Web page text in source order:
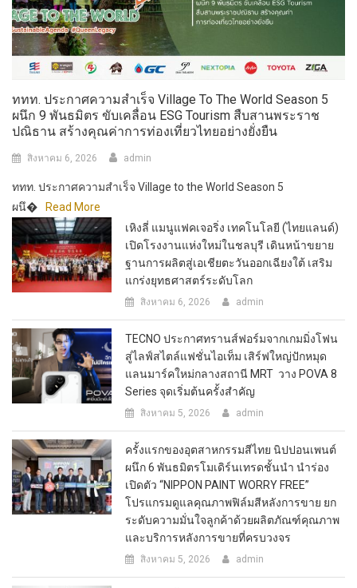
ททท. ประกาศความสำเร็จ Village To The World Season 5
ผนึก 9 พันธมิตร ขับเคลื่อน ESG Tourism สืบสานพระราช
ปณิธาน สร้างคุณค่าการท่องเที่ยวไทยอย่างยั่งยืน
สิงหาคม 6, 2026 admin
ททท. ประกาศความสำเร็จ Village to the World Season 5
ผนึ�
Read More
เหิงลี่ แมนูแฟคเจอริ่ง เทคโนโลยี (ไทยแลนด์)
เปิดโรงงานแห่งใหม่ในชลบุรี เดินหน้าขยาย
ฐานการผลิตสู่เอเชียตะวันออกเฉียงใต้ เสริม
แกร่งยุทธศาสตร์ระดับโลก
สิงหาคม 6, 2026 admin
TECNO ประกาศทรานส์ฟอร์มจากเกมมิ่งโฟน
สู่ไลฟ์สไตล์แฟชั่นไอเท็ม เสิร์ฟใหญ่ปักหมุด
แลนมาร์คใหม่กลางสถานี MRT วาง POVA 8
Series จุดเริ่มต้นครั้งสำคัญ
สิงหาคม 5, 2026 admin
ครั้งแรกของอุตสาหกรรมสีไทย นิปปอนเพนต์
ผนึก 6 พันธมิตรโมเดิร์นเทรดชั้นนำ นำร่อง
เปิดตัว “NIPPON PAINT WORRY FREE”
โปรแกรมดูแลคุณภาพฟิล์มสีหลังการขาย ยก
ระดับความมั่นใจลูกค้าด้วยผลิตภัณฑ์คุณภาพ
และบริการหลังการขายที่ครบวงจร
สิงหาคม 5, 2026 admin